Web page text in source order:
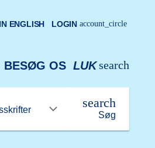
BESØG OS search
LUK
Søg
search
IN ENGLISH LOGIN account_circle